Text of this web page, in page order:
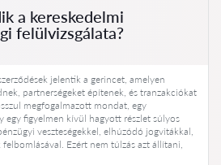
a kereskedelmi
felülvizsgálata?
jelentik a gerincet, amelyen
partnerségeket építenek, és tranzakciókat
megfogalmazott mondat, egy
egy figyelmen kívül hagyott részlet súlyos
veszteségekkel, elhúzódó jogvitákkal,
Ezért nem túlzás azt állítani,